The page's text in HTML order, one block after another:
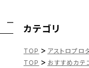
カテゴリ
TOP > アストロプロ
TOP > おすすめカテ